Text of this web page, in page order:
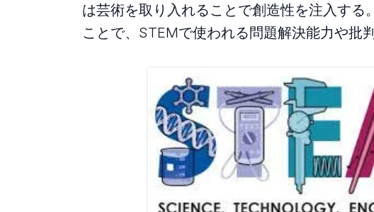
は芸術を取り入れることで創造性を注入す
ことで、STEMで使われる問題解決能力や批